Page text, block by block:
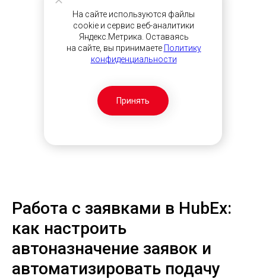
Принять
На сайте используются файлы
cookie и сервис веб-аналитики
Яндекс.Метрика. Оставаясь
на сайте, вы принимаете Политику
конфиденциальности
Работа с заявками в HubEx:
как настроить
автоназначение заявок и
автоматизировать подачу